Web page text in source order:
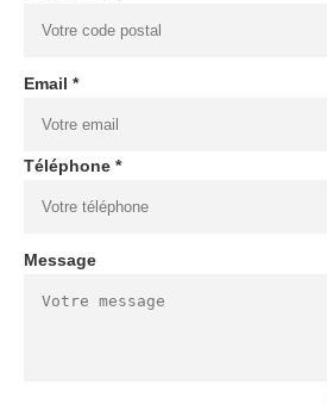
Email *
Téléphone *
Message